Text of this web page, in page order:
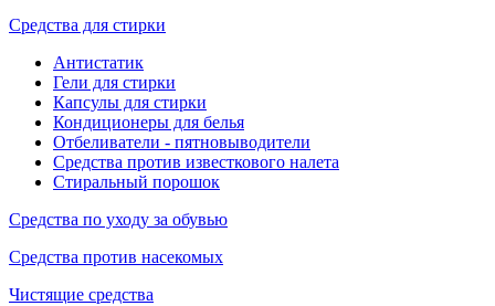
Средства для стирки
Антистатик
Гели для стирки
Капсулы для стирки
Кондиционеры для белья
Отбеливатели - пятновыводители
Средства против известкового налета
Стиральный порошок
Средства по уходу за обувью
Средства против насекомых
Чистящие средства